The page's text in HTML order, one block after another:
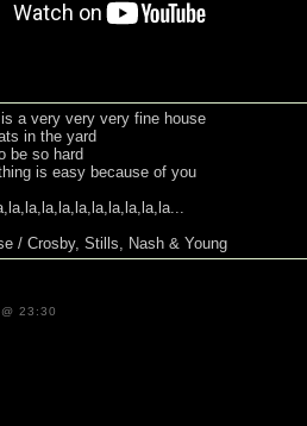
a very very very fine house
in the yard
be so hard
is easy because of you
/ Crosby, Stills, Nash & Young
@ 23:30